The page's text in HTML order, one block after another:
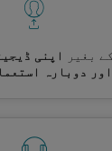
بغیر
اپنی
اور دوبارہ